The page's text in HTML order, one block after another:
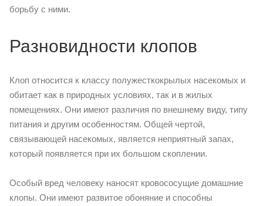
борьбу с ними.
Разновидности клопов
Клоп относится к классу полужесткокрылых насекомых и
обитает как в природных условиях, так и в жилых
помещениях. Они имеют различия по внешнему виду, типу
питания и другим особенностям. Общей чертой,
связывающей насекомых, является неприятный запах,
который появляется при их большом скоплении.
Особый вред человеку наносят кровососущие домашние
клопы. Они имеют развитое обоняние и способны